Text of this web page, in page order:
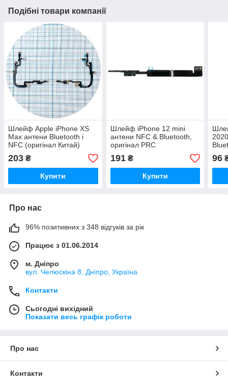
Подібні товари компанії
Шлейф Apple iPhone XS
Max антени Bluetooth і
NFC (оригінал Китай)
203 ₴
Купити
Шлейф iPhone 12 mini
антени NFC & Bluetooth,
оригінал PRC
191₴
Купити
96
Про нас
96% позитивних з 348 відгуків за рік
Працює з 01.06.2014
м. Дніпро
вул. Челюскіна 8, Дніпро, Україна
Контакти
Сьогодні вихідний
Показати весь графік роботи
Про нас
Контакти